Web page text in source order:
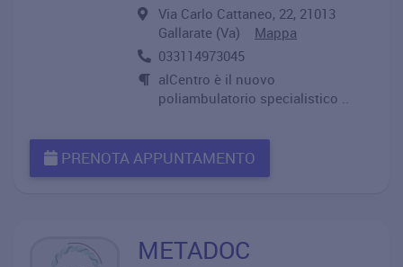
Via Carlo Cattaneo, 22, 21013
Gallarate (Va) Mappa
033114973045
alCentro è il nuovo
poliambulatorio specialistico ..
PRENOTA APPUNTAMENTO
METADOC